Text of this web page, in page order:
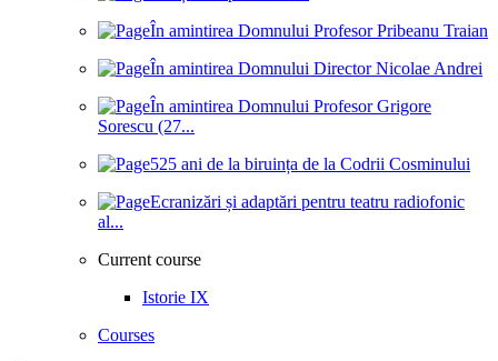
În amintirea Domnului Profesor Pribeanu Traian
În amintirea Domnului Director Nicolae Andrei
În amintirea Domnului Profesor Grigore
Sorescu (27...
525 ani de la biruința de la Codrii Cosminului
Ecranizări și adaptări pentru teatru radiofonic
al...
Current course
Istorie IX
Courses